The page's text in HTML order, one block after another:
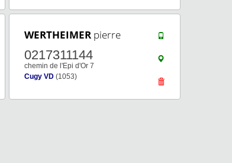
WERTHEIMER pierre
0217311144
chemin de l'Epi d'Or 7
Cugy VD (1053)